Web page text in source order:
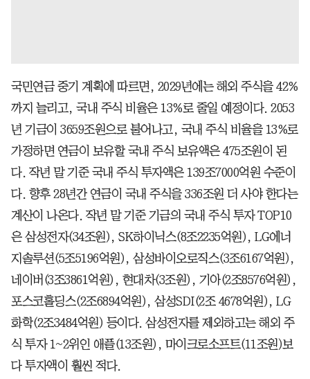
국민연금 중기 계획에 따르면, 2029년에는 해외 주식을 42%
까지 늘리고, 국내 주식 비율은 13%로 줄일 예정이다. 2053
년 기금이 3659조원으로 불어나고, 국내 주식 비율을 13%로
가정하면 연금이 보유할 국내 주식 보유액은 475조원이 된
다. 작년 말 기준 국내 주식 투자액은 139조7000억원 수준이
다. 향후 28년간 연금이 국내 주식을 336조원 더 사야 한다는
계산이 나온다. 작년 말 기준 기금의 국내 주식 투자 TOP10
은 삼성전자(34조원), SK하이닉스(8조2235억원), LG에너
지솔루션(5조5196억원), 삼성바이오로직스(3조6167억원),
네이버(3조3861억원), 현대차(3조원), 기아(2조8576억원),
포스코홀딩스(2조6894억원), 삼성SDI(2조 4678억원), LG
화학(2조3484억원) 등이다. 삼성전자를 제외하고는 해외 주
식 투자 1~2위인 애플(13조원), 마이크로소프트(11조원)보
다 투자액이 훨씬 적다.